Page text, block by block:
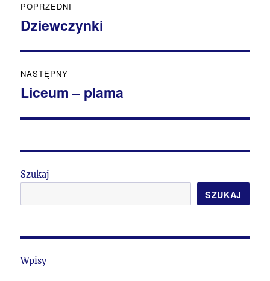
wpisu
POPRZEDNI
Poprzedni
Dziewczynki
NASTĘPNY
Następny
Liceum – plama
Szukaj
SZUKAJ
Wpisy